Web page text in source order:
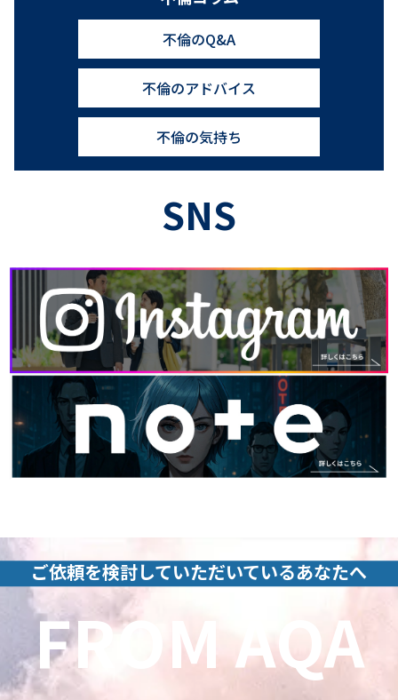
別れさせ屋のHOWTO
別れさせ屋の比較
不倫コラム
不倫のアドバイス
不倫の気持ち
SNS